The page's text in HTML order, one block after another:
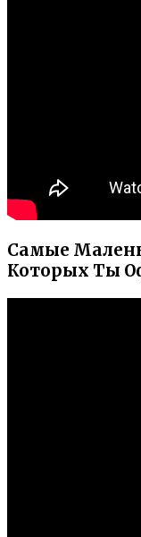
Самые
Которых Ты